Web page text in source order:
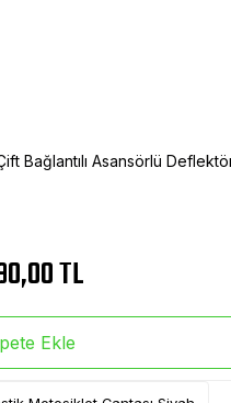
Bağlantılı Asansörlü
TL
Ekle